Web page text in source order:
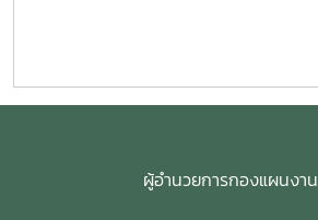
ผู้อำนวยการกองแผนงาน